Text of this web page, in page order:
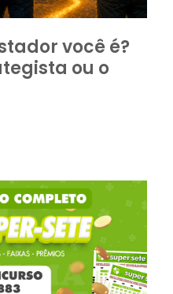
você é?
ou o